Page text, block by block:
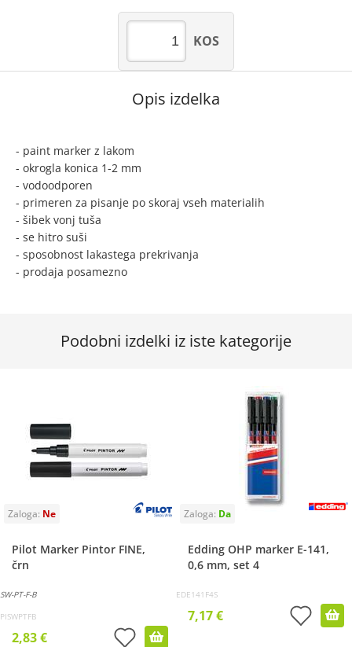
KOS
Opis izdelka
- paint marker z lakom
- okrogla konica 1-2 mm
- vodoodporen
- primeren za pisanje po skoraj vseh materialih
- šibek vonj tuša
- se hitro suši
- sposobnost lakastega prekrivanja
- prodaja posamezno
Podobni izdelki iz iste kategorije
Pilot Marker Pintor FINE,
črn
SW-PT-F-B
PISWPTFB
2,83 €
Edding OHP marker E-141,
0,6 mm, set 4
EDE141F4S
7,17 €